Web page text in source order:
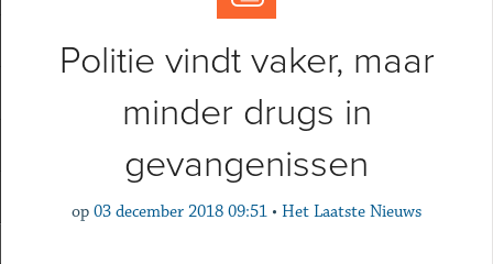
Politie vindt vaker, maar
minder drugs in
gevangenissen
op 03 december 2018 09:51 • Het Laatste Nieuws